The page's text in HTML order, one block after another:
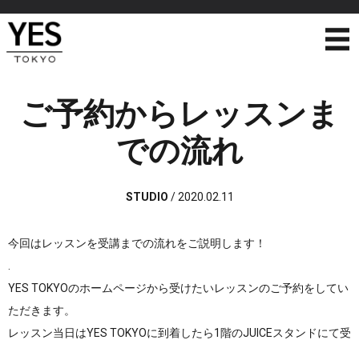
ご予約からレッスンま
での流れ
STUDIO /2020.02.11
今回はレッスンを受講までの流れをご説明します！
YES TOKYOのホームページから受けたいレッスンのご予約をしてい
ただきます。
レッスン当日はYES TOKYOに到着したら1階のJUICEスタンドにて受